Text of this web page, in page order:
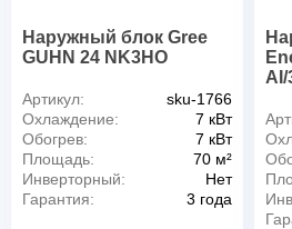
Наружный блок Gree
GUHN 24 NK3HO
Артикул:
sku-1766
Охлаждение:
7 кВт
Обогрев:
7 кВт
Площадь:
70 м²
Инверторный:
Нет
Гарантия:
3 года
AI/